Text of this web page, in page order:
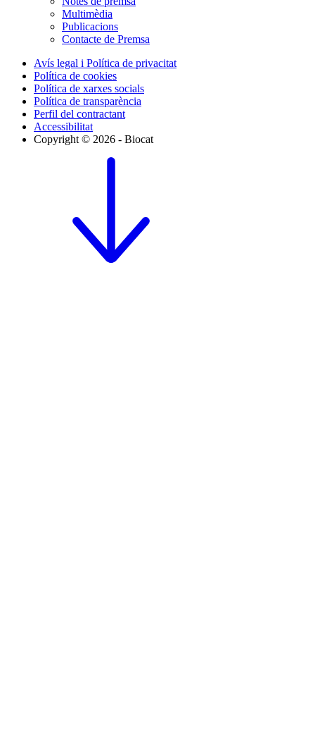
Multimèdia
Publicacions
Contacte de Premsa
Avís legal i Política de privacitat
Política de cookies
Política de xarxes socials
Política de transparència
Perfil del contractant
Accessibilitat
Copyright © 2026 - Biocat